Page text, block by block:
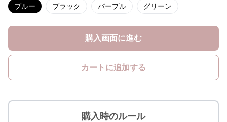
ブルー ブラック パープル グリーン
購入画面に進む
カートに追加する
購入時のルール